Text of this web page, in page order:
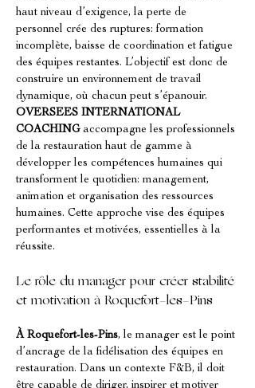
haut niveau d’exigence, la perte de
personnel crée des ruptures: formation
incomplète, baisse de coordination et fatigue
des équipes restantes. L’objectif est donc de
construire un environnement de travail
dynamique, où chacun peut s’épanouir.
OVERSEES INTERNATIONAL
COACHING accompagne les professionnels
de la restauration haut de gamme à
développer les compétences humaines qui
transforment le quotidien: management,
animation et organisation des ressources
humaines. Cette approche vise des équipes
performantes et motivées, essentielles à la
réussite.
Le rôle du manager pour créer stabilité
et motivation à Roquefort-les-Pins
À Roquefort-les-Pins, le manager est le point
d’ancrage de la fidélisation des équipes en
restauration. Dans un contexte F&B, il doit
être capable de diriger, inspirer et motiver